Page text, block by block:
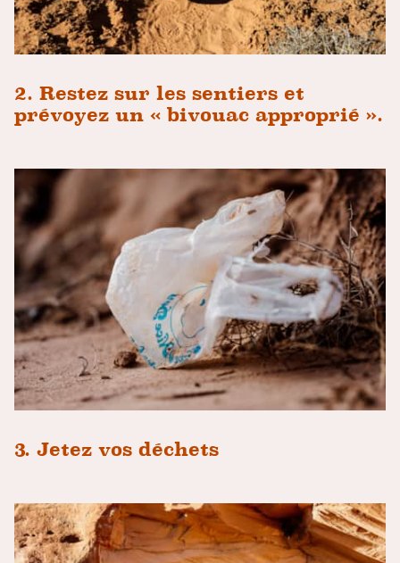
2. Restez sur les sentiers et
prévoyez un « bivouac approprié ».
3. Jetez vos déchets